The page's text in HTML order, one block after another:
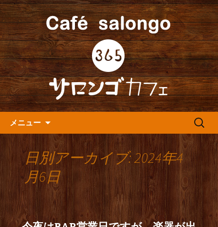
人形町の『365(サロンゴ)カフ
ェ』よりお知らせ
人形町の音楽カフェ『365カフェ』より
最新情報をお届けします。
メニュー
検
日別アーカイブ: 2024年4
月6日